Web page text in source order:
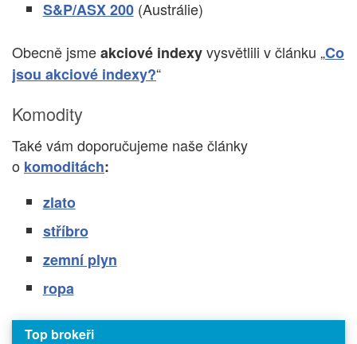
S&P/ASX 200(Austrálie)
Obecně jsmeakciové indexyvysvětlili v článku „Co
jsou akciové indexy?“
Komodity
Také vám doporučujeme naše články
o komoditách:
zlato
stříbro
zemní plyn
ropa
Top brokeři